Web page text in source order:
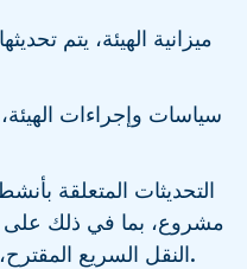
سياسات وإجراءات
التحديثات المتعلقة
مشروع، بما في ذلك على
النقل السريع المقترح، مع توفر مثل هذه التحديثات.